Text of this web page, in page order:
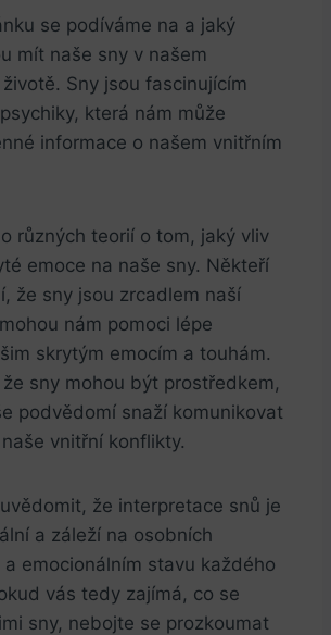
se podíváme na a jaký
mít naše sny v našem
Sny jsou fascinujícím
která nám může
informace o našem vnitřním
různých teorií o tom, jaký vliv
emoce na naše sny. Někteří
že sny jsou zrcadlem naší
nám pomoci lépe
skrytým emocím a touhám.
sny mohou být prostředkem,
podvědomí snaží komunikovat
vnitřní konflikty.
že interpretace snů je
a záleží na osobních
emocionálním stavu každého
vás tedy zajímá, co se
sny, nebojte se prozkoumat